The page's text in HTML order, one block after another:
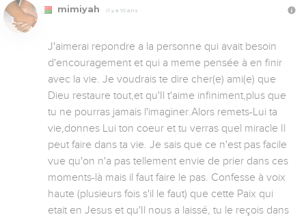
mimiyah Il y a 10 ans
J'aimerai repondre a la personne qui avait besoin
d'encouragement et qui a meme pensée à en finir
avec la vie. Je voudrais te dire cher(e) ami(e) que
Dieu restaure tout,et qu'Il t'aime infiniment,plus que
tu ne pourras jamais l'imaginer.Alors remets-Lui ta
vie,donnes Lui ton coeur et tu verras quel miracle Il
peut faire dans ta vie. Je sais que ce n'est pas facile
vue qu'on n'a pas tellement envie de prier dans ces
moments-là mais il faut faire le pas. Confesse à voix
haute (plusieurs fois s'il le faut) que cette Paix qui
etait en Jesus et qu'Il nous a laissé, tu le reçois dans